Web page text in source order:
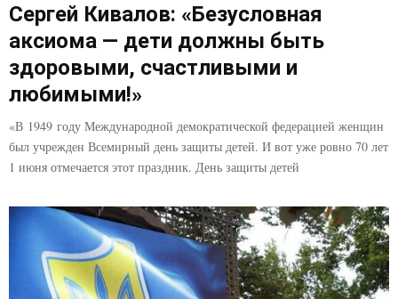
Сергей Кивалов: «Безусловная
аксиома — дети должны быть
здоровыми, счастливыми и
любимыми!»
«В 1949 году Международной демократической федерацией женщин
был учрежден Всемирный день защиты детей. И вот уже ровно 70 лет
1 июня отмечается этот праздник. День защиты детей